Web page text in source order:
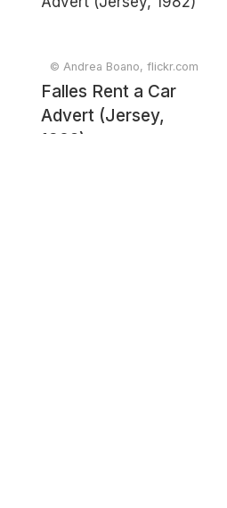
© Andrea Boano, flickr.com
Falles Rent a Car
Advert (Jersey,
1982)